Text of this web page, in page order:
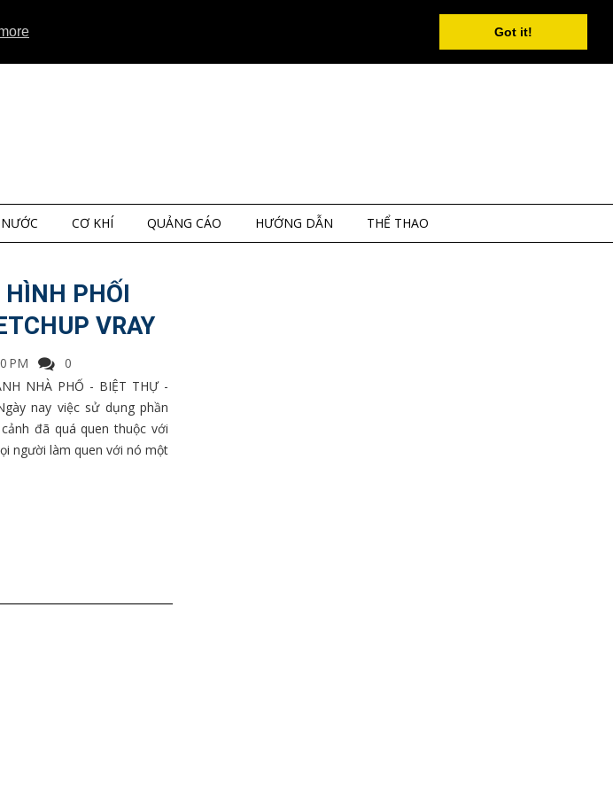
Got it!
NƯỚC CƠ KHÍ QUẢNG CÁO HƯỚNG DẪN THỂ THAO
HÌNH PHỐI
VRAY
PM
0
NHÀ PHỐ - BIỆT THỰ -
nay việc sử dụng phần
đã quá quen thuộc với
người làm quen với nó một